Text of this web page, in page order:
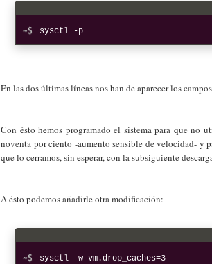
sysctl -p
En las dos últimas líneas nos han de aparecer los
Con ésto hemos programado el sistema para que no
noventa por ciento -aumento sensible de velocidad- y
que lo cerramos, sin esperar, con la subsiguiente
A ésto podemos añadirle otra modificación:
sysctl -w vm.drop_caches=3